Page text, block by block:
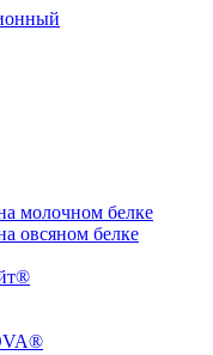
молочном белке
овсяном белке